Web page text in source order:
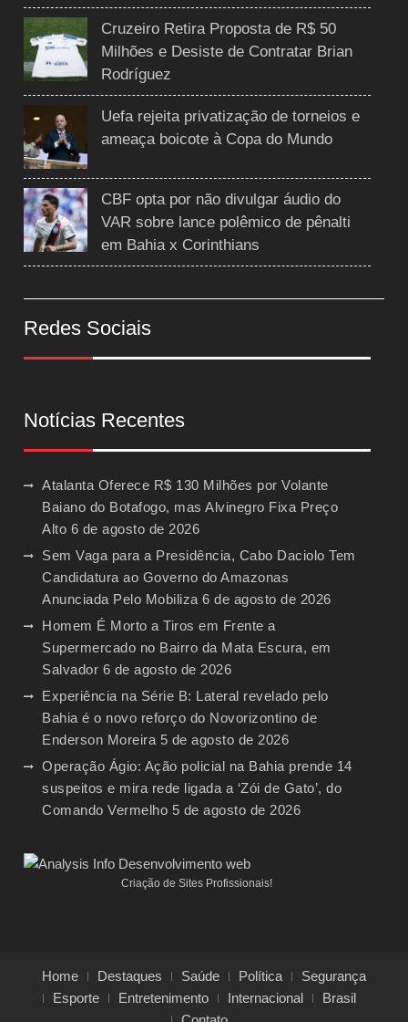
Cruzeiro Retira Proposta de R$ 50
Milhões e Desiste de Contratar Brian
Rodríguez
Uefa rejeita privatização de torneios e
ameaça boicote à Copa do Mundo
CBF opta por não divulgar áudio do
VAR sobre lance polêmico de pênalti
em Bahia x Corinthians
Redes Sociais
Notícias Recentes
Atalanta Oferece R$ 130 Milhões por Volante
Baiano do Botafogo, mas Alvinegro Fixa Preço
Alto 6 de agosto de 2026
Sem Vaga para a Presidência, Cabo Daciolo Tem
Candidatura ao Governo do Amazonas
Anunciada Pelo Mobiliza 6 de agosto de 2026
Homem É Morto a Tiros em Frente a
Supermercado no Bairro da Mata Escura, em
Salvador 6 de agosto de 2026
Experiência na Série B: Lateral revelado pelo
Bahia é o novo reforço do Novorizontino de
Enderson Moreira 5 de agosto de 2026
Operação Ágio: Ação policial na Bahia prende 14
suspeitos e mira rede ligada a ‘Zói de Gato’, do
Comando Vermelho 5 de agosto de 2026
Criação de Sites Profissionais!
Home Destaques Saúde Política
Segurança
Esporte
Entretenimento Internacional
Brasil